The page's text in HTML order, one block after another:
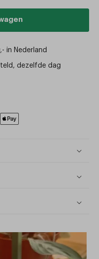
in Nederland
dezelfde dag